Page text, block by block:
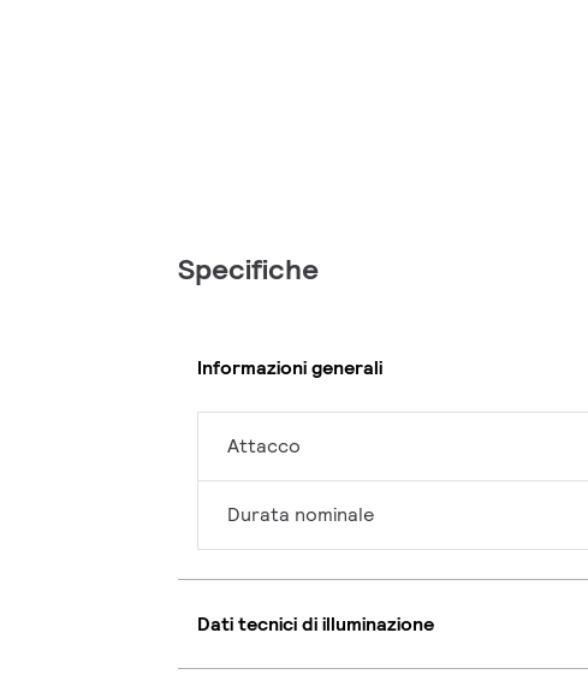
Specifiche
Informazioni generali
Attacco
Durata nominale
Dati tecnici di illuminazione